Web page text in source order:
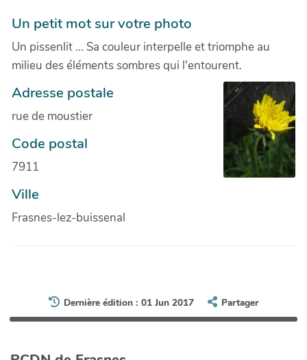
Un petit mot sur votre photo
Un pissenlit ... Sa couleur interpelle et triomphe au
milieu des éléments sombres qui l'entourent.
Adresse postale
rue de moustier
Code postal
7911
Ville
Frasnes-lez-buissenal
Dernière édition : 01 Jun 2017 Partager